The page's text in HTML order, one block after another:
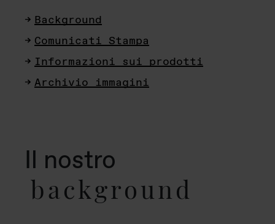
Background
Comunicati Stampa
Informazioni sui prodotti
Archivio immagini
Il nostro
background